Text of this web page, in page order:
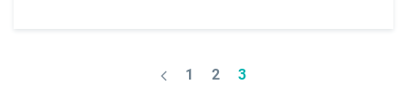
1 2 3